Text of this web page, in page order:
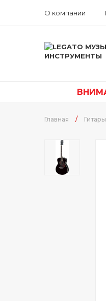
О компании
Главная / Гитары